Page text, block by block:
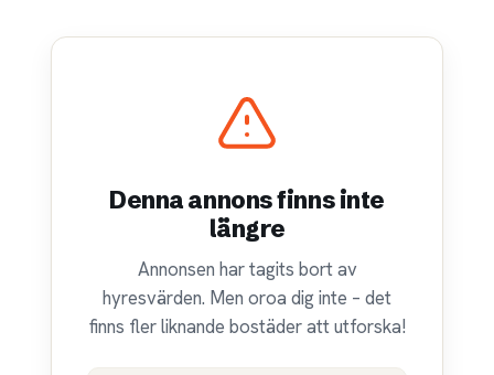
Denna annons finns inte
längre
Annonsen har tagits bort av
hyresvärden. Men oroa dig inte – det
finns fler liknande bostäder att utforska!